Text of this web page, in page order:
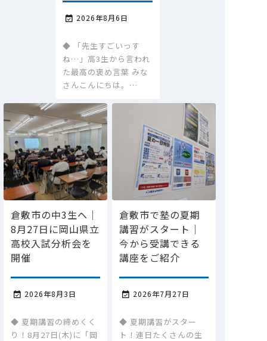
 2026年8月6日
◆ 「先生すごいっす
ね…」高3生から言われ
た最高の褒め言葉 みな
さんこんにちは。…
倉敷市の中3生へ｜
8月27日に岡山県立
高校入試分析会を
開催
 2026年8月3日
◆ 夏期講習の締めくく
り！8月27日(木)に「岡
倉敷市で塾の夏期
講習がスタート｜
今から受講できる
講座をご紹介
 2026年7月27日
◆ 夏期講習がスター
ト！連日たくさんの生